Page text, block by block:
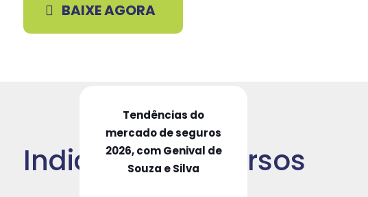
BAIXE AGORA
Indicação de Cursos
Tendências do
mercado de seguros
2026, com Genival de
Souza e Silva